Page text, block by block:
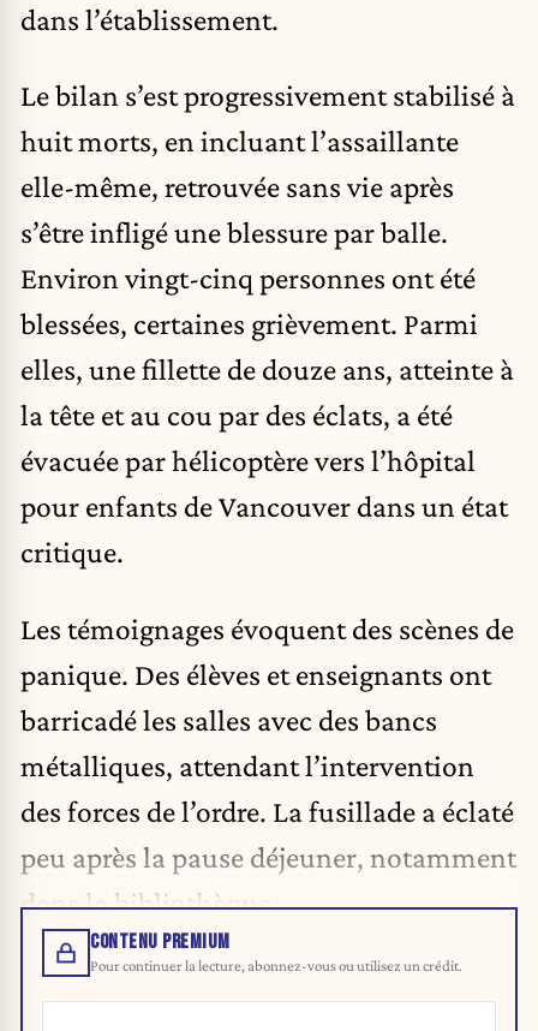
dans l’établissement.
Le bilan s’est progressivement stabilisé à
huit morts, en incluant l’assaillante
elle-même, retrouvée sans vie après
s’être infligé une blessure par balle.
Environ vingt-cinq personnes ont été
blessées, certaines grièvement. Parmi
elles, une fillette de douze ans, atteinte à
la tête et au cou par des éclats, a été
évacuée par hélicoptère vers l’hôpital
pour enfants de Vancouver dans un état
critique.
Les témoignages évoquent des scènes de
panique. Des élèves et enseignants ont
barricadé les salles avec des bancs
métalliques, attendant l’intervention
des forces de l’ordre. La fusillade a éclaté
peu après la pause déjeuner, notamment
dans la bibliothèque.
CONTENU PREMIUM
Pour continuer la lecture, abonnez-vous ou utilisez un crédit.